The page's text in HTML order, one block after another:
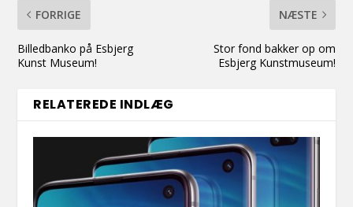
FORRIGE
Billedbanko på Esbjerg
Kunst Museum!
NÆSTE
Stor fond bakker op om
Esbjerg Kunstmuseum!
RELATEREDE INDLÆG